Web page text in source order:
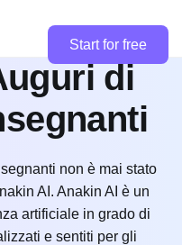
Start for free
di
non è mai stato
AI. Anakin AI è un
artificiale in grado di
e sentiti per gli